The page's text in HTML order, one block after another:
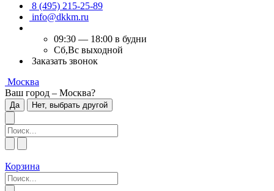
8 (495) 215-25-89
info@dkkm.ru
09:30 — 18:00 в будни
Сб,Вс выходной
Заказать звонок
Москва
Ваш город – Москва?
Да Нет, выбрать другой
Корзина